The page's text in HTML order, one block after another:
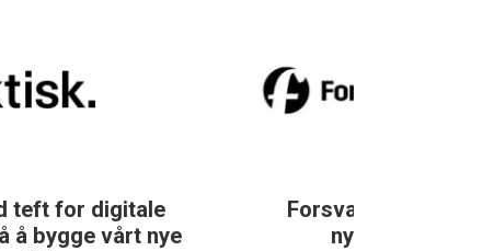
Forsvarets forum søker
nyhetsredaktør